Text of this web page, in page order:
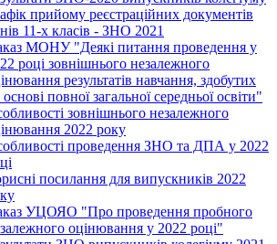
прийому реєстраційних документів
11-х класів - ЗНО 2021
МОНУ "Деякі питання проведення у
році зовнішнього незалежного
результатів навчання, здобутих
повної загальної середньої освіти"
зовнішнього незалежного
2022 року
проведення ЗНО та ДПА у 2022
посилання для випускників 2022
УЦОЯО "Про проведення пробного
оцінювання у 2022 році"